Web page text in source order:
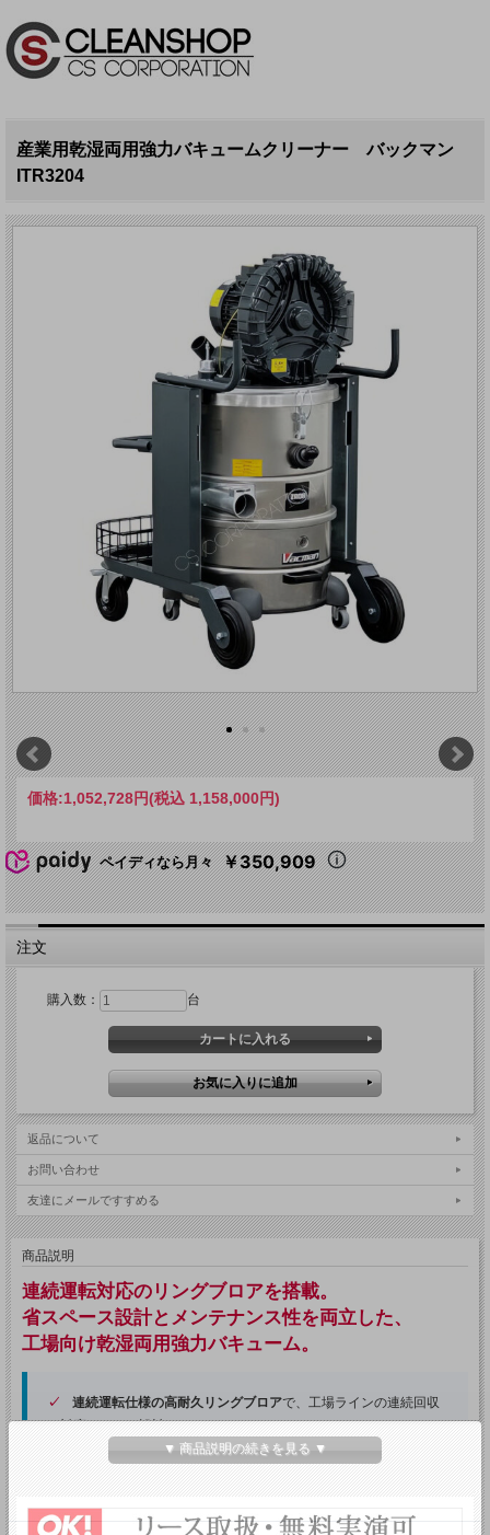
産業用乾湿両用強力バキュームクリーナー バックマン
ITR3204
価格:1,052,728円(税込 1,158,000円)
ペイディなら月々 ￥350,909
注文
購入数： 台
返品について
お問い合わせ
友達にメールですすめる
商品説明
連続運転対応のリングブロアを搭載。
省スペース設計とメンテナンス性を両立した、
工場向け乾湿両用強力バキューム。
連続運転仕様の高耐久リングブロアで、工場ラインの連続回収
に対応しやすい設計
スマートフレーム機構により、フィルターへのアクセスがしや
も配慮
▼ 商品説明の続きを見る ▼